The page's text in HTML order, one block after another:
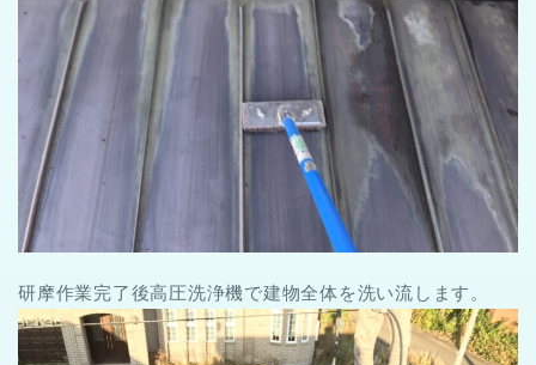
研摩作業完了後高圧洗浄機で建物全体を洗い流します。